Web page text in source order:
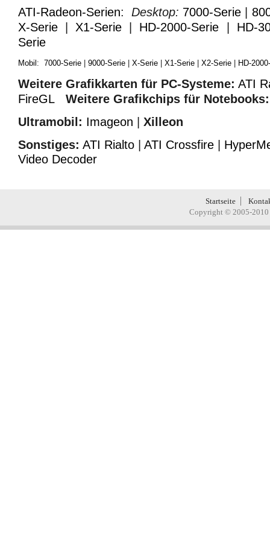
ATI-Radeon-Serien:Desktop: 7000-Serie
X-Serie
X1-Serie HD-2000-Serie
HD-
Serie
Mobil : 7000-Serie 9000-Serie X-Serie X1-Serie X2-Serie HD-
Weitere Grafikkarten für PC-Systeme: ATI
FireGL
Weitere Grafikchips für Notebooks:
Ultramobil: Imageon
Xilleon
Sonstiges: ATI Rialto ATI Crossfire
Video Decoder
Startseite
Copyright © 2005-2010